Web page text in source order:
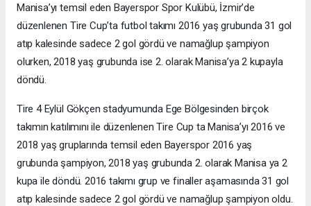
Manisa’yı temsil eden Bayerspor Spor Kulübü, İzmir’de
düzenlenen Tire Cup’ta futbol takımı 2016 yaş grubunda 31 gol
atıp kalesinde sadece 2 gol gördü ve namağlup şampiyon
olurken, 2018 yaş grubunda ise 2. olarak Manisa’ya 2 kupayla
döndü.
Tire 4 Eylül Gökçen stadyumunda Ege Bölgesinden birçok
takımın katılımını ile düzenlenen Tire Cup ta Manisa’yı 2016 ve
2018 yaş gruplarında temsil eden Bayerspor 2016 yaş
grubunda şampiyon, 2018 yaş grubunda 2. olarak Manisa ya 2
kupa ile döndü. 2016 takımı grup ve finaller aşamasında 31 gol
atıp kalesinde sadece 2 gol gördü ve namağlup şampiyon oldu.